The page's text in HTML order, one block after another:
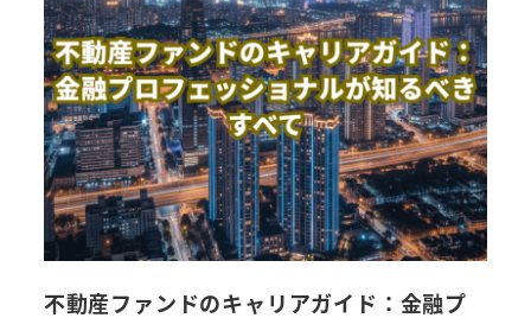
不動産ファンドのキャリアガイド：金融プ